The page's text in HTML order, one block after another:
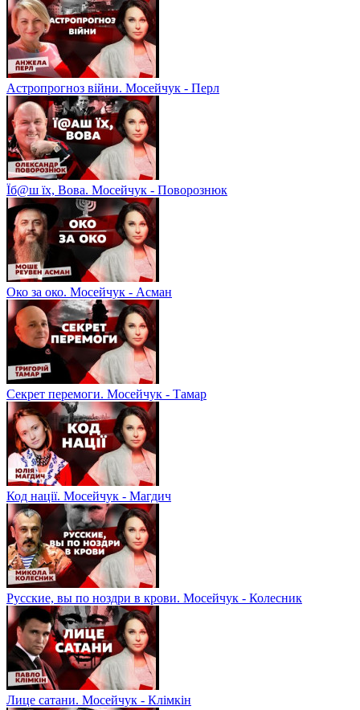
Астропрогноз війни. Мосейчук - Перл
Їб@ш їх, Вова. Мосейчук - Поворознюк
Око за око. Мосейчук - Асман
Секрет перемоги. Мосейчук - Тамар
Код нації. Мосейчук - Магдич
Русские, вы по ноздри в крови. Мосейчук - Колесник
Лице сатани. Мосейчук - Клімкін